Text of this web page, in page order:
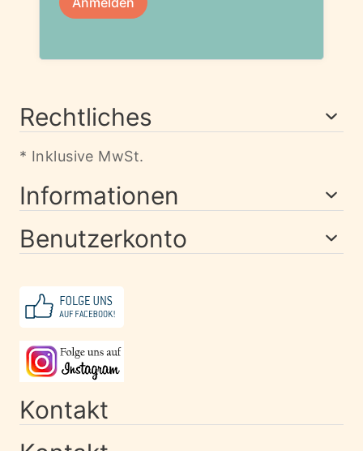
Rechtliches
* Inklusive MwSt.
Informationen
Benutzerkonto
Kontakt